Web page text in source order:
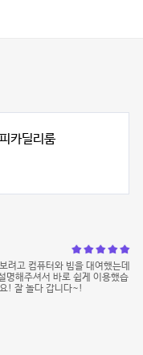
카딜리룸
려고 컴퓨터와 빔을 대여했는데
명해주셔서 바로 쉽게 이용했습
! 잘 놀다 갑니다~!